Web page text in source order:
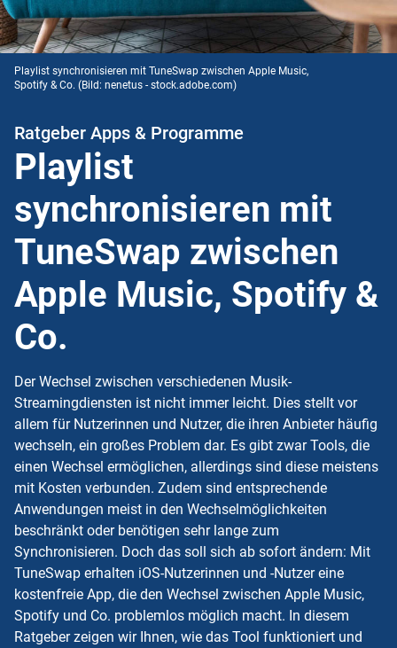
Playlist synchronisieren mit TuneSwap zwischen Apple Music,
Spotify & Co. (Bild: nenetus - stock.adobe.com)
Ratgeber Apps & Programme
Playlist
synchronisieren mit
TuneSwap zwischen
Apple Music, Spotify &
Co.
Der Wechsel zwischen verschiedenen Musik-
Streamingdiensten ist nicht immer leicht. Dies stellt vor
allem für Nutzerinnen und Nutzer, die ihren Anbieter häufig
wechseln, ein großes Problem dar. Es gibt zwar Tools, die
einen Wechsel ermöglichen, allerdings sind diese meistens
mit Kosten verbunden. Zudem sind entsprechende
Anwendungen meist in den Wechselmöglichkeiten
beschränkt oder benötigen sehr lange zum
Synchronisieren. Doch das soll sich ab sofort ändern: Mit
TuneSwap erhalten iOS-Nutzerinnen und -Nutzer eine
kostenfreie App, die den Wechsel zwischen Apple Music,
Spotify und Co. problemlos möglich macht. In diesem
Ratgeber zeigen wir Ihnen, wie das Tool funktioniert und